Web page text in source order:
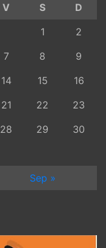
V S
D
1
2
7 8
9
14 15
16
21 22
23
28 29
30
Sep »